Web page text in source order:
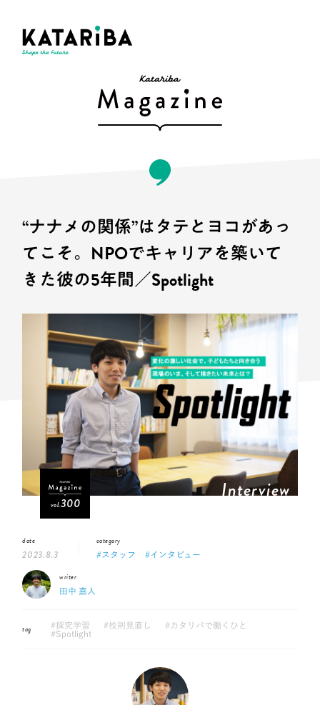
“ナナメの関係”はタテとヨコがあっ
てこそ。NPOでキャリアを築いて
きた彼の5年間／Spotlight
vol.300
Interview
date
2023.8.3
category
#スタッフ #インタビュー
writer
田中 嘉人
tag #探究学習 #校則見直し
#カタリバで働くひと
#Spotlight